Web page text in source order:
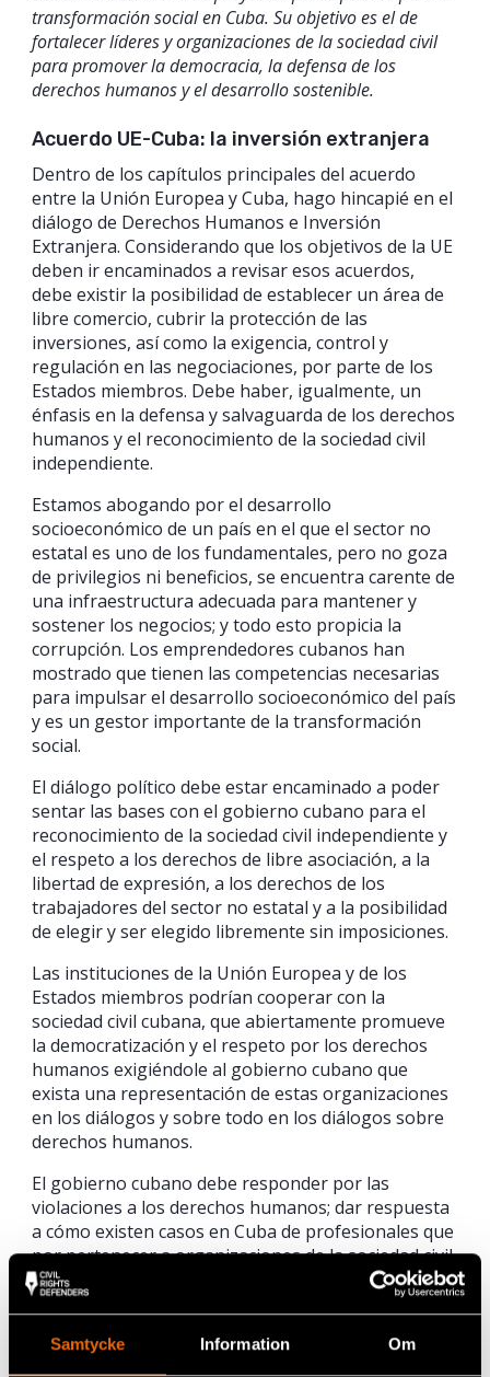
Samtycke Information Om
transformación social en Cuba. Su objetivo es el de
fortalecer líderes y organizaciones de la sociedad civil
para promover la democracia, la defensa de los
derechos humanos y el desarrollo sostenible.
Acuerdo UE-Cuba: la inversión extranjera
Dentro de los capítulos principales del acuerdo
entre la Unión Europea y Cuba, hago hincapié en el
diálogo de Derechos Humanos e Inversión
Extranjera. Considerando que los objetivos de la UE
deben ir encaminados a revisar esos acuerdos,
debe existir la posibilidad de establecer un área de
libre comercio, cubrir la protección de las
inversiones, así como la exigencia, control y
regulación en las negociaciones, por parte de los
Estados miembros. Debe haber, igualmente, un
énfasis en la defensa y salvaguarda de los derechos
humanos y el reconocimiento de la sociedad civil
independiente.
Estamos abogando por el desarrollo
socioeconómico de un país en el que el sector no
estatal es uno de los fundamentales, pero no goza
de privilegios ni beneficios, se encuentra carente de
una infraestructura adecuada para mantener y
sostener los negocios; y todo esto propicia la
corrupción. Los emprendedores cubanos han
mostrado que tienen las competencias necesarias
para impulsar el desarrollo socioeconómico del país
y es un gestor importante de la transformación
social.
El diálogo político debe estar encaminado a poder
sentar las bases con el gobierno cubano para el
reconocimiento de la sociedad civil independiente y
el respeto a los derechos de libre asociación, a la
libertad de expresión, a los derechos de los
trabajadores del sector no estatal y a la posibilidad
de elegir y ser elegido libremente sin imposiciones.
Las instituciones de la Unión Europea y de los
Estados miembros podrían cooperar con la
sociedad civil cubana, que abiertamente promueve
la democratización y el respeto por los derechos
humanos exigiéndole al gobierno cubano que
exista una representación de estas organizaciones
en los diálogos y sobre todo en los diálogos sobre
derechos humanos.
El gobierno cubano debe responder por las
violaciones a los derechos humanos; dar respuesta
a cómo existen casos en Cuba de profesionales que
por pertenecer a organizaciones de la sociedad civil
o ser simplemente defensores de derechos
humanos se hace toda una campaña degenerativa
social existe.